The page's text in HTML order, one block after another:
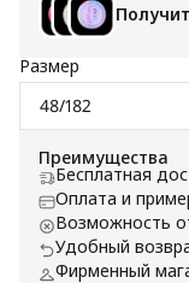
Размер
48/182
Преимущества
Бесплатная
Оплата и
Возможность
Удобный
Фирменный